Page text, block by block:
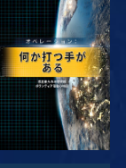
観る